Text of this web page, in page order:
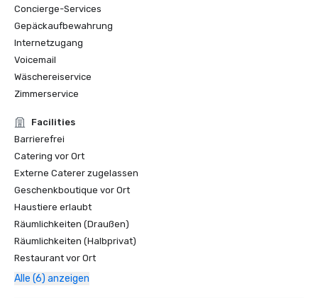
Concierge-Services
Gepäckaufbewahrung
Internetzugang
Voicemail
Wäschereiservice
Zimmerservice
Facilities
Barrierefrei
Catering vor Ort
Externe Caterer zugelassen
Geschenkboutique vor Ort
Haustiere erlaubt
Räumlichkeiten (Draußen)
Räumlichkeiten (Halbprivat)
Restaurant vor Ort
Alle (6) anzeigen